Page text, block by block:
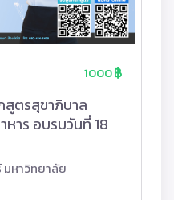
1000
สูตรสุขาภิบาล
าร อบรมวันที่ 18
หาวิทยาลัย